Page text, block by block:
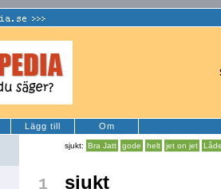
Lägg till Om
sjukt: Bra Jatt gode helt jet on jet
1 sjukt